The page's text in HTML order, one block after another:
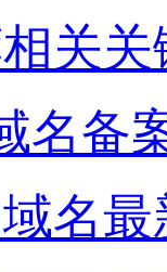
关
名备
名